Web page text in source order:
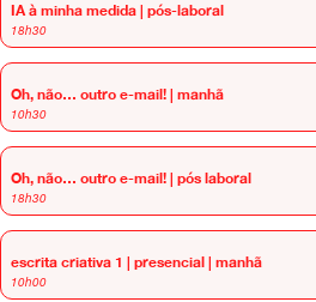
IA à minha medida | pós-laboral
18h30
Oh, não… outro e-mail! | manhã
10h30
Oh, não… outro e-mail! | pós laboral
18h30
escrita criativa 1 | presencial | manhã
10h00